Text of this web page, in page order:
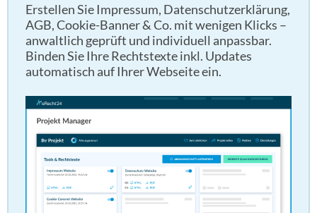
Erstellen Sie Impressum, Datenschutzerklärung,
AGB, Cookie-Banner & Co. mit wenigen Klicks –
anwaltlich geprüft und individuell anpassbar.
Binden Sie Ihre Rechtstexte inkl. Updates
automatisch auf Ihrer Webseite ein.